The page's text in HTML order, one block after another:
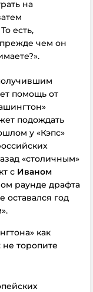
на
есть,
прежде чем он
помощь от
подождать
у «Кэпс»
«столичным»
с Иваном
раунде драфта
оставался год
как
торопите